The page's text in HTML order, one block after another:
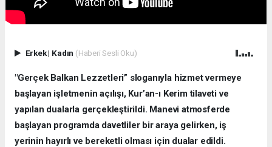
Erkek| Kadın (Haberi Sesli Oku)
"Gerçek Balkan Lezzetleri” sloganıyla hizmet vermeye
başlayan işletmenin açılışı, Kur’an-ı Kerim tilaveti ve
yapılan dualarla gerçekleştirildi. Manevi atmosferde
başlayan programda davetliler bir araya gelirken, iş
yerinin hayırlı ve bereketli olması için dualar edildi.